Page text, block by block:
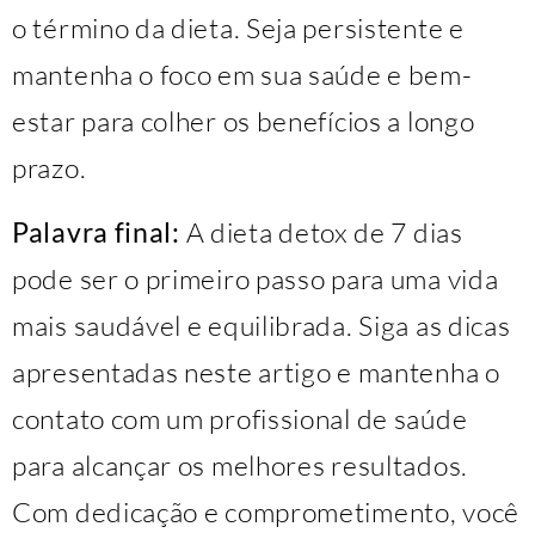
o término da dieta. Seja persistente e
mantenha o foco em sua saúde e bem-
estar para colher os benefícios a longo
prazo.
Palavra final: A dieta detox de 7 dias
pode ser o primeiro passo para uma vida
mais saudável e equilibrada. Siga as dicas
apresentadas neste artigo e mantenha o
contato com um profissional de saúde
para alcançar os melhores resultados.
Com dedicação e comprometimento, você